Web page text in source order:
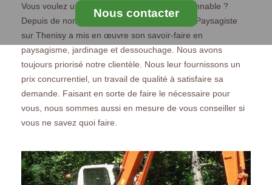
Nous contacter
Vous voulez un travail bien fait à un prix raisonnable ?
Depuis de nombreuses années, MS Elagage Paysagiste
sur Thenisy a mis en œuvre son savoir-faire en
paysagisme, jardinage et dessouchage. Nous avons
toujours priorisé notre clientèle. Nous leur fournissons un
prix concurrentiel, un travail de qualité à satisfaire sa
demande. Faisant en sorte de faire le nécessaire pour
vous, nous sommes aussi en mesure de vous conseiller si
vous ne savez quoi faire.